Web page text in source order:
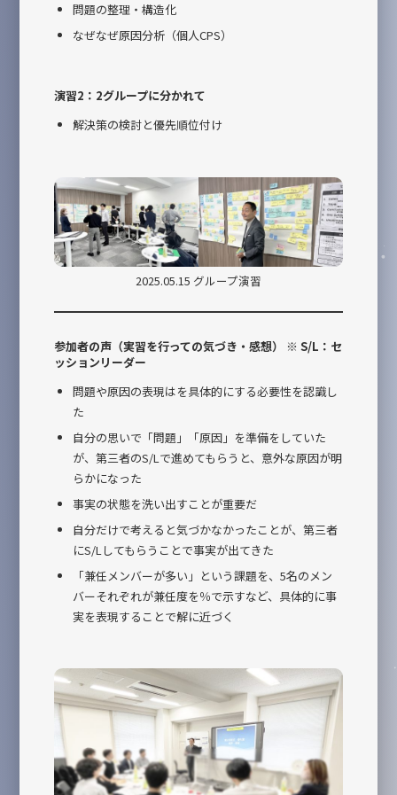
問題の整理・構造化
なぜなぜ原因分析（個人CPS）
演習2：2グループに分かれて
解決策の検討と優先順位付け
2025.05.15 グループ演習
参加者の声（実習を行っての気づき・感想） ※ S/L：セ
ッションリーダー
問題や原因の表現はを具体的にする必要性を認識し
た
自分の思いで「問題」「原因」を準備をしていた
が、第三者のS/Lで進めてもらうと、意外な原因が明
らかになった
事実の状態を洗い出すことが重要だ
自分だけで考えると気づかなかったことが、第三者
にS/Lしてもらうことで事実が出てきた
「兼任メンバーが多い」という課題を、5名のメン
バーそれぞれが兼任度を％で示すなど、具体的に事
実を表現することで解に近づく